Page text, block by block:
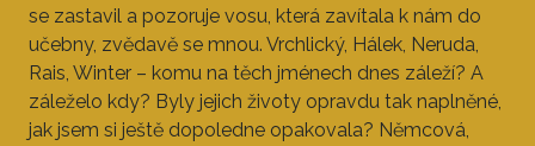
se zastavil a pozoruje vosu, která zavítala k nám do
učebny, zvědavě se mnou. Vrchlický, Hálek, Neruda,
Rais, Winter – komu na těch jménech dnes záleží? A
záleželo kdy? Byly jejich životy opravdu tak naplněné,
jak jsem si ještě dopoledne opakovala? Němcová,